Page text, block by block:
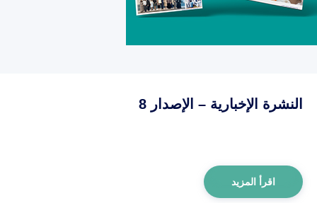
النشرة الإخبارية – الإصدار 8
اقرأ المزيد